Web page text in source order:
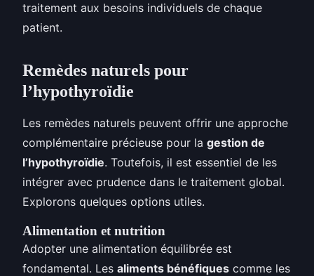
traitement aux besoins individuels de chaque
patient.
Remèdes naturels pour
l’hypothyroïdie
Les remèdes naturels peuvent offrir une approche
complémentaire précieuse pour la gestion de
l’hypothyroïdie. Toutefois, il est essentiel de les
intégrer avec prudence dans le traitement global.
Explorons quelques options utiles.
Alimentation et nutrition
Adopter une alimentation équilibrée est
fondamental. Les aliments bénéfiques comme les